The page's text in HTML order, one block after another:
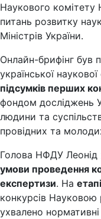
Наукового комітету
питань розвитку
Міністрів України.
Онлайн-брифінг був
української наукової
підсумків перших
фондом досліджень
людини та
провідних та
Голова НФДУ Леонід
умови проведення
експертизи. На
конкурсів
ухвалено